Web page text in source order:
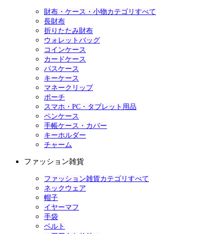
財布・ケース・小物カテゴリすべて
長財布
折りたたみ財布
ウォレットバッグ
コインケース
カードケース
パスケース
キーケース
マネークリップ
ポーチ
スマホ・PC・タブレット用品
ペンケース
手帳ケース・カバー
キーホルダー
チャーム
ファッション雑貨
ファッション雑貨カテゴリすべて
ネックウェア
帽子
イヤーマフ
手袋
ベルト